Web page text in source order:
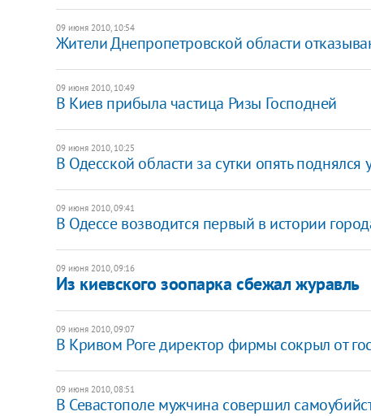
09 июня 2010, 10:54
Жители Днепропетровской области
09 июня 2010, 10:49
В Киев прибыла частица Ризы Господней
09 июня 2010, 10:25
В Одесской области за сутки опять
09 июня 2010, 09:41
В Одессе возводится первый в истории
09 июня 2010, 09:16
Из киевского зоопарка сбежал журавль
09 июня 2010, 09:07
В Кривом Роге директор фирмы сокрыл от
09 июня 2010, 08:51
В Севастополе мужчина совершил